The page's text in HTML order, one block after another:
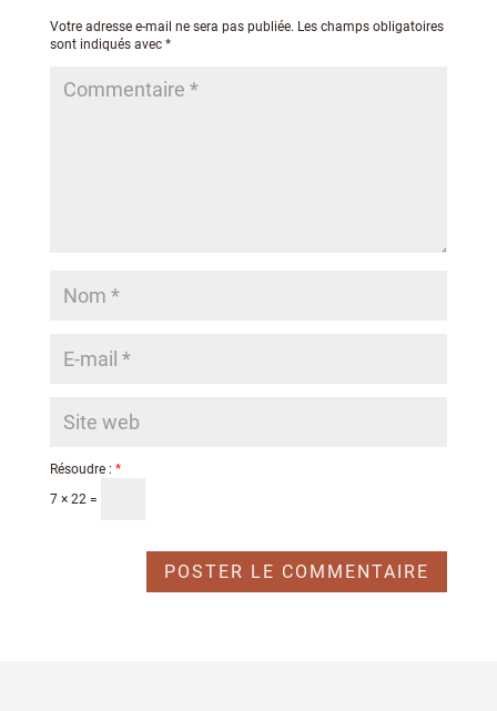
Votre adresse e-mail ne sera pas publiée. Les champs obligatoires
sont indiqués avec *
Résoudre : *
7 × 22 =